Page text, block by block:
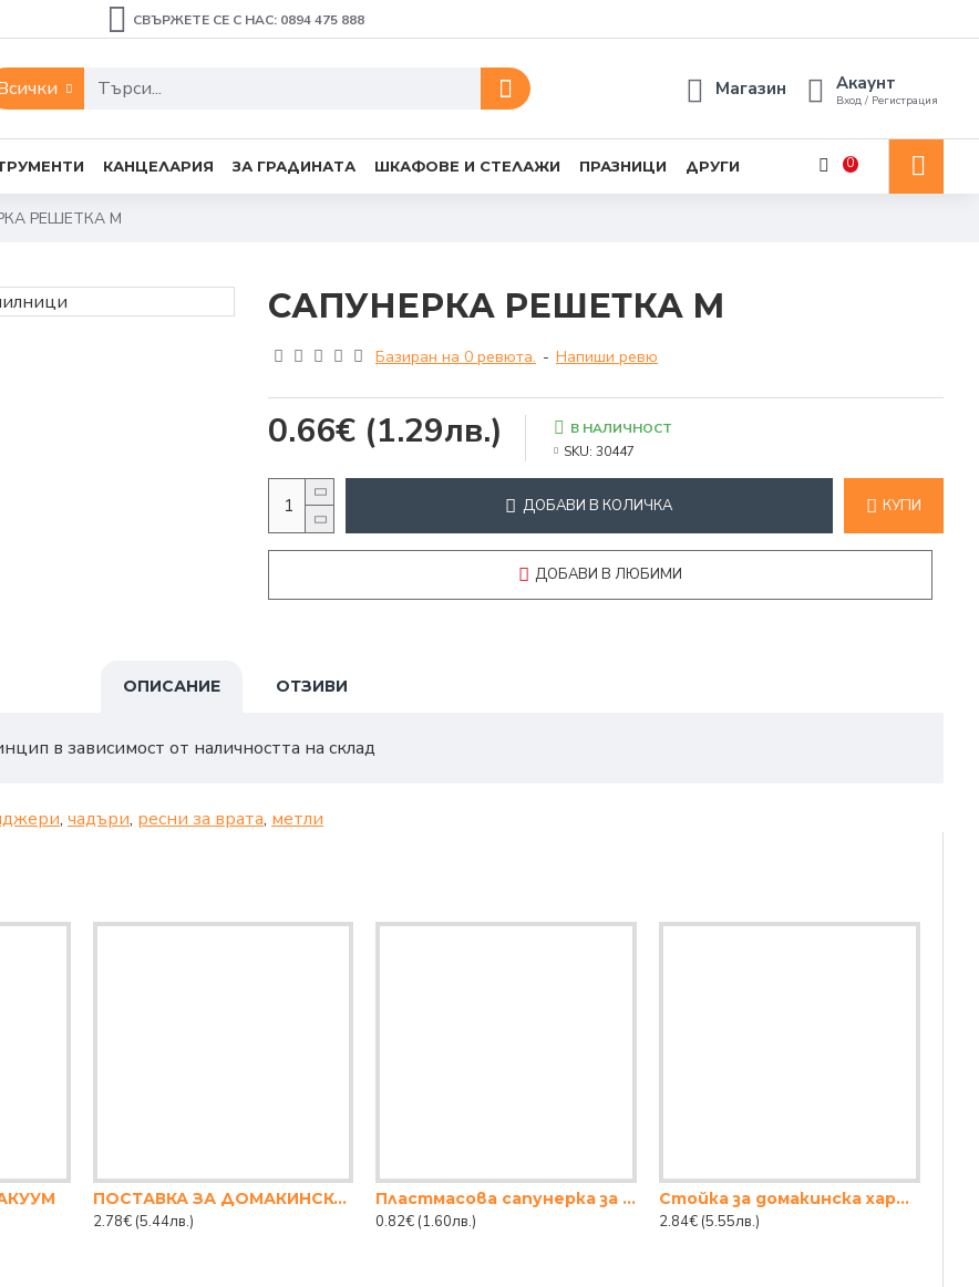
СВЪРЖЕТЕ СЕ С НАС: 0894 475 888
Магазин Акаунт
Вход / Регистрация
КАНЦЕЛАРИЯ ЗА ГРАДИНАТА ШКАФОВЕ И СТЕЛАЖИ ПРАЗНИЦИ ДРУГИ 0
РЕШЕТКА М
САПУНЕРКА РЕШЕТКА М
Базиран на 0 ревюта. - Напиши ревю
0.66€ (1.29лв.)
В НАЛИЧНОСТ
SKU: 30447
ДОБАВИ В КОЛИЧКА КУПИ
ДОБАВИ В ЛЮБИМИ
ОПИСАНИЕ ОТЗИВИ
в зависимост от наличността на склад
, чадъри, ресни за врата, метли
ПОСТАВКА ЗА ДОМАКИНСКА ХАРТИЯ ANSA
2.78€ (5.44лв.)
Пластмасова сапунерка за мивка с вакуум.
0.82€ (1.60лв.)
Стойка за домакинска хартия черна
2.84€ (5.55лв.)